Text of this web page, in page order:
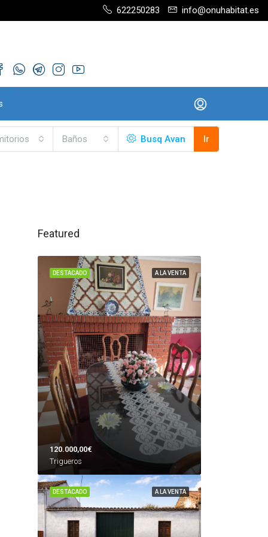
622250283 info@onuhabitat.es
Baños Busq Avan Ir
Featured
A LA VENTA
DESTACADO
120.000,00€
Trigueros
A LA VENTA
DESTACADO